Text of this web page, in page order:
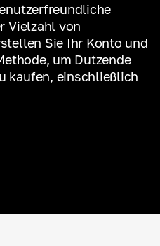
Vielzahl von
Sie Ihr Konto und
um Dutzende
kaufen, einschließlich